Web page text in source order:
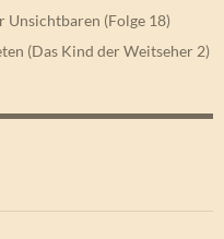
Unsichtbaren (Folge 18)
(Das Kind der Weitseher 2)